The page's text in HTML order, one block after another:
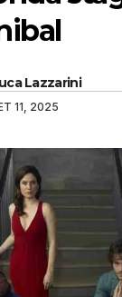
Lazzarini
11, 2025